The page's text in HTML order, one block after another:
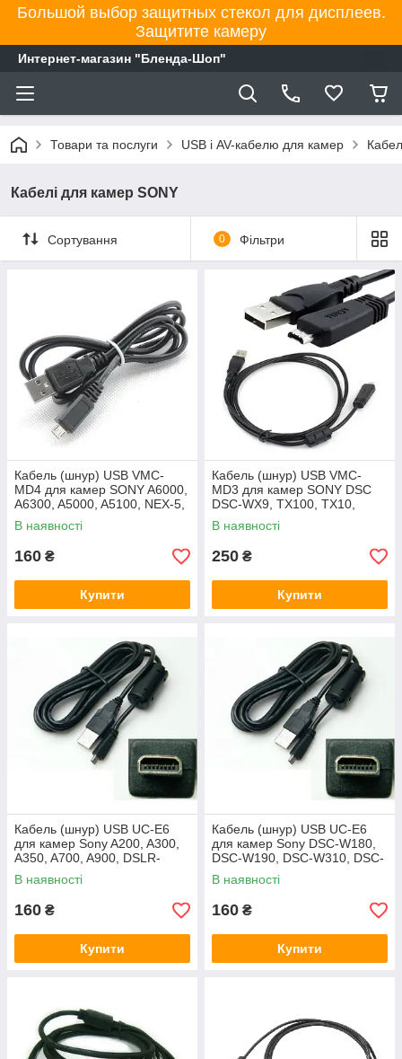
Большой выбор защитных стекол для дисплеев.
Защитите камеру
Интернет-магазин "Бленда-Шоп"
Товари та послуги USB і AV-кабелю для камер
Кабелі для камер SONY
Сортування 0 Фільтри
Кабель (шнур) USB VMC-
MD4 для камер SONY A6000,
A6300, A5000, A5100, NEX-5,
NEX-3, DSC-RX100, DSC-
HX300 і т.д.
В наявності
160 ₴
Купити
Кабель (шнур) USB VMC-
MD3 для камер SONY DSC
DSC-WX9, TX100, TX10,
WX5, T99, HX7, WX7, HX100,
T110
В наявності
250 ₴
Купити
Кабель (шнур) USB UC-E6
для камер Sony A200, A300,
A350, A700, A900, DSLR-
A100, DSLR-A230, DSLR-
A330 та ін.
В наявності
160 ₴
Купити
Кабель (шнур) USB UC-E6
для камер Sony DSC-W180,
DSC-W190, DSC-W310, DSC-
W320, DSC-W330 та ін.
В наявності
160 ₴
Купити